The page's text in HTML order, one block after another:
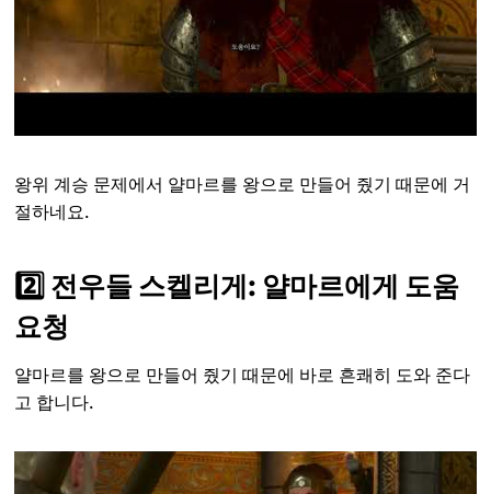
왕위 계승 문제에서 얄마르를 왕으로 만들어 줬기 때문에 거
절하네요.
2️⃣ 전우들 스켈리게: 얄마르에게 도움
요청
얄마르를 왕으로 만들어 줬기 때문에 바로 흔쾌히 도와 준다
고 합니다.